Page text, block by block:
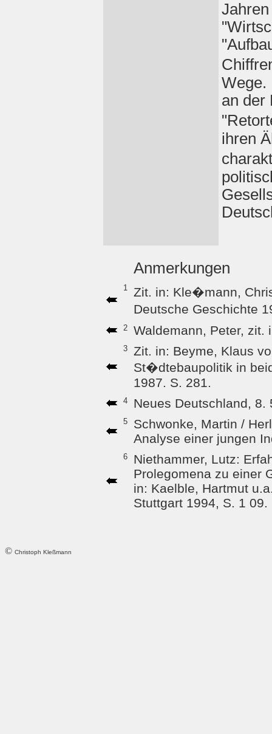
Wege.
an der
ihren
Anmerkungen
1
Zit. in: Kle�mann,
Deutsche Geschichte
2 Waldemann, Peter, zit.
3
Zit. in: Beyme, Klaus
St�dtebaupolitik in
1987. S. 281.
4 Neues Deutschland, 8.
5
Schwonke, Martin /
Analyse einer jungen
6
Niethammer, Lutz:
Prolegomena zu einer
in: Kaelble, Hartmut
Stuttgart 1994, S. 1 09.
© Christoph Kleßmann